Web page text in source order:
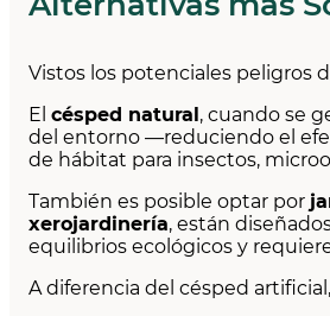
Vistos los potenciales peligros
El césped natural, cuando se
del entorno —reduciendo el
de hábitat para insectos,
También es posible optar por
xerojardinería, están
equilibrios ecológicos y
A diferencia del césped